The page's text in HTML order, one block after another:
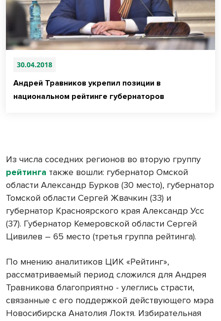
30.04.2018
Андрей Травников укрепил позиции в
национальном рейтинге губернаторов
Из числа соседних регионов во вторую группу
рейтинга также вошли: губернатор Омской
области Александр Бурков (30 место), губернатор
Томской области Сергей Жвачкин (33) и
губернатор Красноярского края Александр Усс
(37). Губернатор Кемеровской области Сергей
Цивилев – 65 место (третья группа рейтинга).
По мнению аналитиков ЦИК «Рейтинг»,
рассматриваемый период сложился для Андрея
Травникова благоприятно - улеглись страсти,
связанные с его поддержкой действующего мэра
Новосибирска Анатолия Локтя. Избирательная